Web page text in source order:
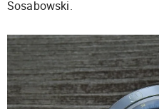
Sosabowski.